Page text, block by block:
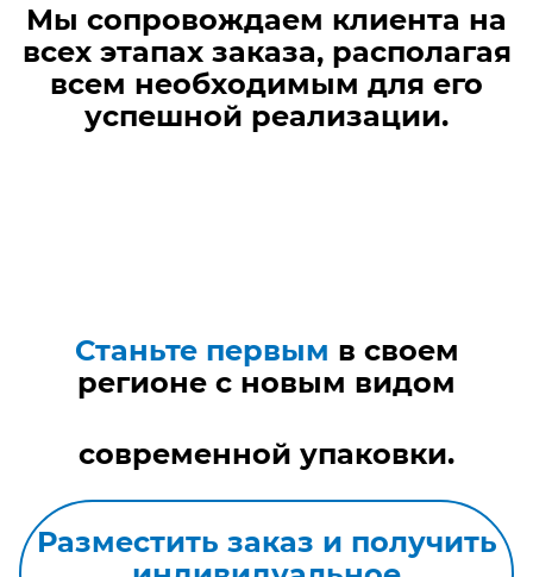
Мы сопровождаем клиента на
всех этапах заказа, располагая
всем необходимым для его
успешной реализации.
Станьте первым в своем
регионе с новым видом
современной упаковки.
Разместить заказ и получить